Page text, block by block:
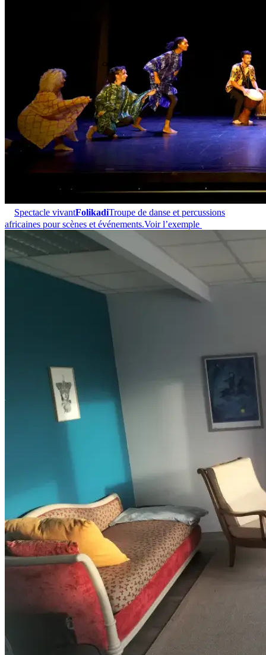
Spectacle vivantFolikadiTroupe de danse et percussions
africaines pour scènes et événements.Voir l’exemple